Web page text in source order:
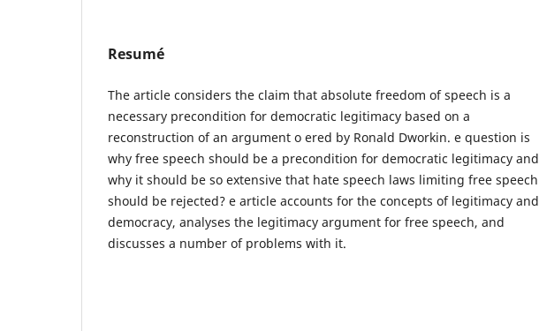
Resumé
The article considers the claim that absolute freedom of speech is a
necessary precondition for democratic legitimacy based on a
reconstruction of an argument o ered by Ronald Dworkin. e question is
why free speech should be a precondition for democratic legitimacy and
why it should be so extensive that hate speech laws limiting free speech
should be rejected? e article accounts for the concepts of legitimacy and
democracy, analyses the legitimacy argument for free speech, and
discusses a number of problems with it.